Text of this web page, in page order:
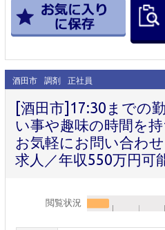
酒田市 調剤 正社員
[酒田市]17:30までの
い事や趣味の時間を
お気軽にお問い合わ
求人／年収550万円可
閲覧状況